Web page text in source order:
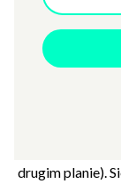
Zdjęcie z
drugim planie).